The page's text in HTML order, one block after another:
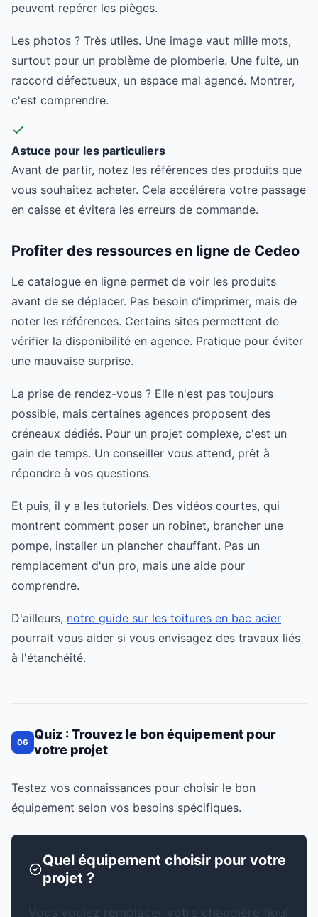
peuvent repérer les pièges.
Les photos ? Très utiles. Une image vaut mille mots,
surtout pour un problème de plomberie. Une fuite, un
raccord défectueux, un espace mal agencé. Montrer,
c'est comprendre.
Astuce pour les particuliers
Avant de partir, notez les références des produits que
vous souhaitez acheter. Cela accélérera votre passage
en caisse et évitera les erreurs de commande.
Profiter des ressources en ligne de Cedeo
Le catalogue en ligne permet de voir les produits
avant de se déplacer. Pas besoin d'imprimer, mais de
noter les références. Certains sites permettent de
vérifier la disponibilité en agence. Pratique pour éviter
une mauvaise surprise.
La prise de rendez-vous ? Elle n'est pas toujours
possible, mais certaines agences proposent des
créneaux dédiés. Pour un projet complexe, c'est un
gain de temps. Un conseiller vous attend, prêt à
répondre à vos questions.
Et puis, il y a les tutoriels. Des vidéos courtes, qui
montrent comment poser un robinet, brancher une
pompe, installer un plancher chauffant. Pas un
remplacement d'un pro, mais une aide pour
comprendre.
D'ailleurs, notre guide sur les toitures en bac acier
pourrait vous aider si vous envisagez des travaux liés
à l'étanchéité.
06
Quiz : Trouvez le bon équipement pour
votre projet
Testez vos connaissances pour choisir le bon
équipement selon vos besoins spécifiques.
Quel équipement choisir pour votre
projet ?
Vous voulez remplacer votre chaudière fioul